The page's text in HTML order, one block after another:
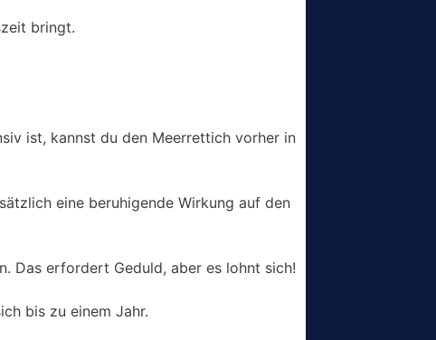
bringt.
ist, kannst du den Meerrettich vorher in
eine beruhigende Wirkung auf den
Das erfordert Geduld, aber es lohnt sich!
bis zu einem Jahr.